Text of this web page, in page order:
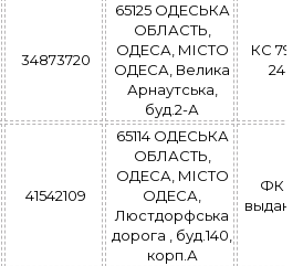
34873720
65125 ОДЕСЬКА
ОБЛАСТЬ,
ОДЕСА, МІСТО
ОДЕСА, Велика
Арнаутська,
буд.2-А
КС
41542109
65114 ОДЕСЬКА
ОБЛАСТЬ,
ОДЕСА, МІСТО
ОДЕСА,
Люстдорфська
дорога , буд.140,
корп.А
ФК
выдано